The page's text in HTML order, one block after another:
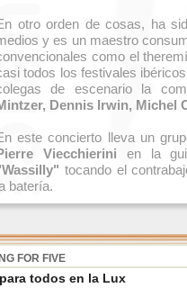
otro orden de cosas, ha
y es un maestro
como el
todos los festivales
de escenario la
Dennis Irwin, Michel
este concierto lleva un
Viecchierini en la
tocando el
batería.
FOR FIVE
todos en la Lux